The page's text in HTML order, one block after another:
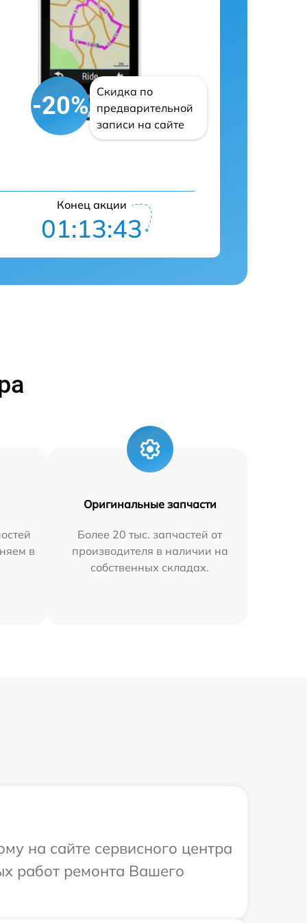
-20%
Скидка по
предварительной
записи на сайте
Конец акции
01:13:42
в
Оригинальные запчасти
Более 20 тыс. запчастей от
производителя в наличии на
собственных складах.
на сайте сервисного центра
работ ремонта Вашего